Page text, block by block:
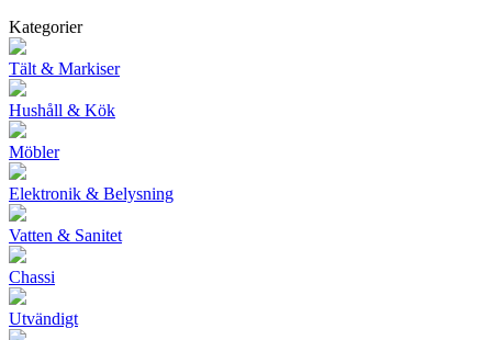
Kategorier
Tält & Markiser
Hushåll & Kök
Möbler
Elektronik & Belysning
Vatten & Sanitet
Chassi
Utvändigt